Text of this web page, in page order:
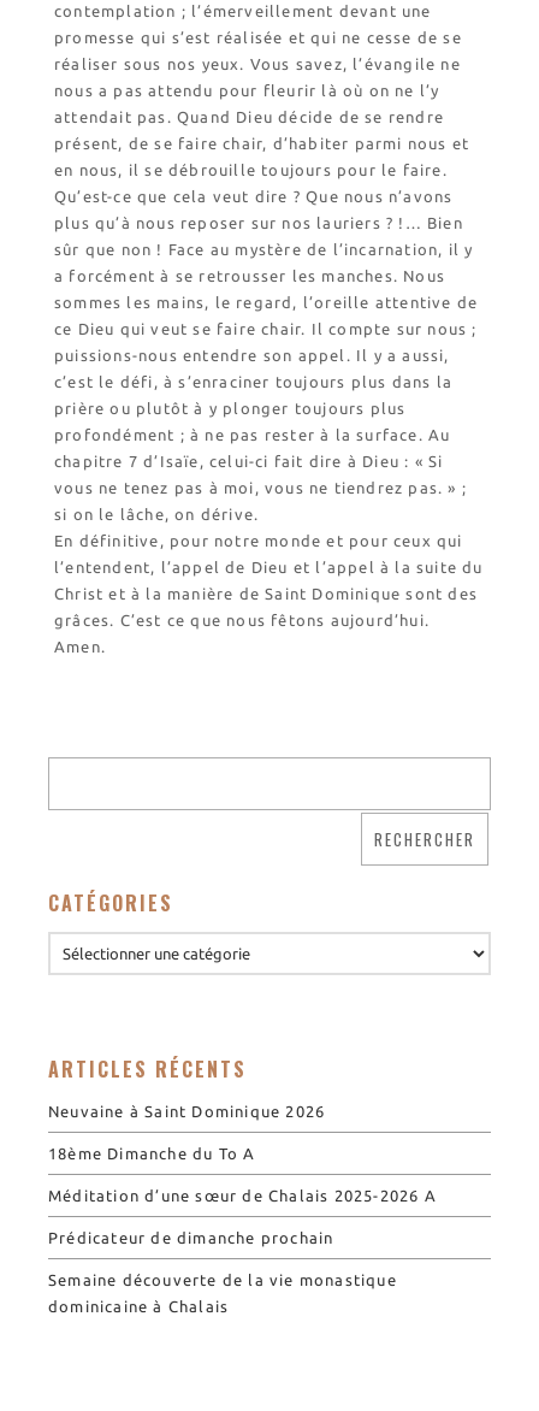
contemplation ; l’émerveillement devant une
promesse qui s’est réalisée et qui ne cesse de se
réaliser sous nos yeux. Vous savez, l’évangile ne
nous a pas attendu pour fleurir là où on ne l’y
attendait pas. Quand Dieu décide de se rendre
présent, de se faire chair, d’habiter parmi nous et
en nous, il se débrouille toujours pour le faire.
Qu’est-ce que cela veut dire ? Que nous n’avons
plus qu’à nous reposer sur nos lauriers ? !… Bien
sûr que non ! Face au mystère de l’incarnation, il y
a forcément à se retrousser les manches. Nous
sommes les mains, le regard, l’oreille attentive de
ce Dieu qui veut se faire chair. Il compte sur nous ;
puissions-nous entendre son appel. Il y a aussi,
c’est le défi, à s’enraciner toujours plus dans la
prière ou plutôt à y plonger toujours plus
profondément ; à ne pas rester à la surface. Au
chapitre 7 d’Isaïe, celui-ci fait dire à Dieu : « Si
vous ne tenez pas à moi, vous ne tiendrez pas. » ;
si on le lâche, on dérive.
En définitive, pour notre monde et pour ceux qui
l’entendent, l’appel de Dieu et l’appel à la suite du
Christ et à la manière de Saint Dominique sont des
grâces. C’est ce que nous fêtons aujourd’hui.
Amen.
CATÉGORIES
ARTICLES RÉCENTS
Neuvaine à Saint Dominique 2026
18ème Dimanche du To A
Méditation d’une sœur de Chalais 2025-2026 A
Prédicateur de dimanche prochain
Semaine découverte de la vie monastique
dominicaine à Chalais